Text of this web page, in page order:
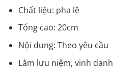
Chất liệu: pha lê
Tổng cao: 20cm
Nội dung: Theo yêu cầu
Làm lưu niệm, vinh danh